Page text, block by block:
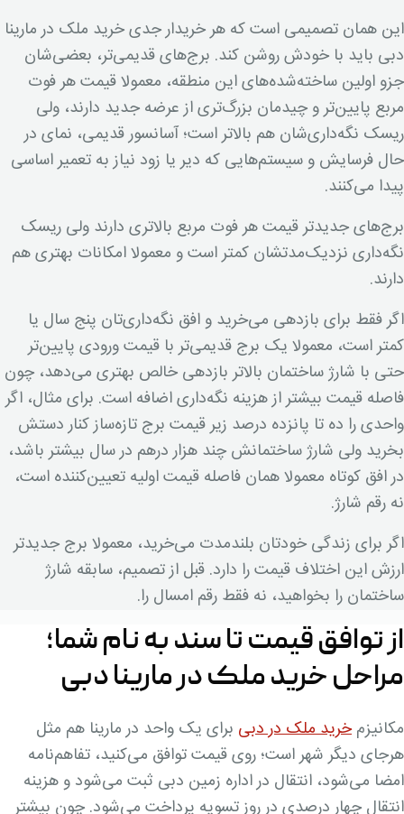
این همان تصمیمی است که هر خریدار جدی خرید ملک در مارینا
دبی باید با خودش روشن کند. برج‌های قدیمی‌تر، بعضی‌شان
جزو اولین ساخته‌شده‌های این منطقه، معمولا قیمت هر فوت
مربع پایین‌تر و چیدمان بزرگ‌تری از عرضه جدید دارند، ولی
ریسک نگه‌داری‌شان هم بالاتر است؛ آسانسور قدیمی، نمای در
حال فرسایش و سیستم‌هایی که دیر یا زود نیاز به تعمیر اساسی
پیدا می‌کنند.
برج‌های جدیدتر قیمت هر فوت مربع بالاتری دارند ولی ریسک
نگه‌داری نزدیک‌مدتشان کمتر است و معمولا امکانات بهتری هم
دارند.
اگر فقط برای بازدهی می‌خرید و افق نگه‌داری‌تان پنج سال یا
کمتر است، معمولا یک برج قدیمی‌تر با قیمت ورودی پایین‌تر
حتی با شارژ ساختمان بالاتر بازدهی خالص بهتری می‌دهد، چون
فاصله قیمت بیشتر از هزینه نگه‌داری اضافه است. برای مثال، اگر
واحدی را ده تا پانزده درصد زیر قیمت برج تازه‌ساز کنار دستش
بخرید ولی شارژ ساختمانش چند هزار درهم در سال بیشتر باشد،
در افق کوتاه معمولا همان فاصله قیمت اولیه تعیین‌کننده است،
نه رقم شارژ.
اگر برای زندگی خودتان بلندمدت می‌خرید، معمولا برج جدیدتر
ارزش این اختلاف قیمت را دارد. قبل از تصمیم، سابقه شارژ
ساختمان را بخواهید، نه فقط رقم امسال را.
از توافق قیمت تا سند به نام شما؛
مراحل خرید ملک در مارینا دبی
مکانیزمخرید ملک در دبی برای یک واحد در مارینا هم مثل
هرجای دیگر شهر است؛ روی قیمت توافق می‌کنید، تفاهم‌نامه
امضا می‌شود، انتقال در اداره زمین دبی ثبت می‌شود و هزینه
انتقال چهار درصدی در روز تسویه پرداخت می‌شود. چون بیشتر